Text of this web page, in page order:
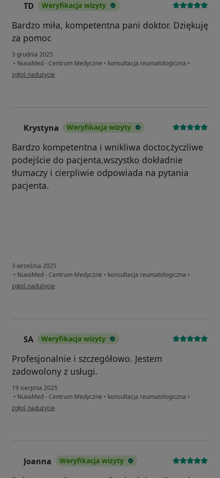
TD Weryfikacja wizyty
Bardzo miła, kompetentna pani doktor. Dziękuję
za pomoc
3 grudnia 2025
• NuvaMed - Centrum Medyczne • konsultacja reumatologiczna •
w opinii użytkownika TD
zgłoś nadużycie
Krystyna Weryfikacja wizyty
Bardzo kompetentna i wnikliwa doctor,życzliwe
podejście do pacjenta,wszystko dokładnie
tłumaczy i cierpliwie odpowiada na pytania
pacjenta.
3 września 2025
• NuvaMed - Centrum Medyczne • konsultacja reumatologiczna •
w opinii użytkownika Krystyna
zgłoś nadużycie
SA Weryfikacja wizyty
Profesjonalnie i szczegółowo. Jestem
zadowolony z usługi.
19 sierpnia 2025
• NuvaMed - Centrum Medyczne • konsultacja reumatologiczna •
w opinii użytkownika SA
zgłoś nadużycie
Joanna Weryfikacja wizyty